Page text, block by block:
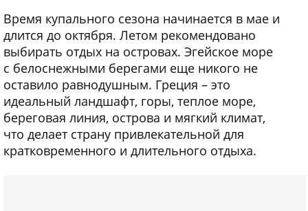
Время купального сезона начинается в мае и
длится до октября. Летом рекомендовано
выбирать отдых на островах. Эгейское море
с белоснежными берегами еще никого не
оставило равнодушным. Греция – это
идеальный ландшафт, горы, теплое море,
береговая линия, острова и мягкий климат,
что делает страну привлекательной для
кратковременного и длительного отдыха.